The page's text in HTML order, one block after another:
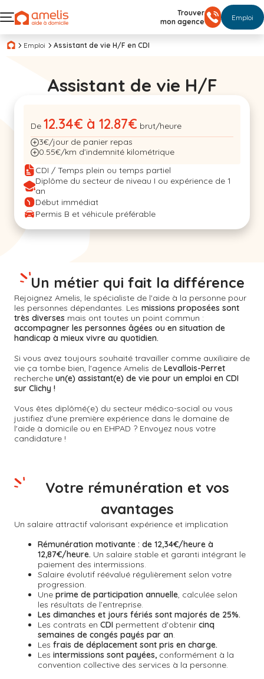
Trouver
mon agence
Emploi
Emploi Assistant de vie H/F en CDI
Assistant de vie H/F
De 12.34€ à 12.87€ brut/heure
3€/jour de panier repas
0.55€/km d’indemnité kilométrique
CDI / Temps plein ou temps partiel
Diplôme du secteur de niveau I ou expérience de 1
an
Début immédiat
Permis B et véhicule préférable
Rejoignez Amelis, le spécialiste de l'aide à la personne pour
les personnes dépendantes. Les missions proposées sont
très diverses mais ont toutes un point commun :
accompagner les personnes âgées ou en situation de
handicap à mieux vivre au quotidien.
Si vous avez toujours souhaité travailler comme auxiliaire de
vie ça tombe bien, l'agence Amelis de Levallois-Perret
recherche un(e) assistant(e) de vie pour un emploi en CDI
sur Clichy !
Vous êtes diplômé(e) du secteur médico-social ou vous
justifiez d'une première expérience dans le domaine de
l'aide à domicile ou en EHPAD ? Envoyez nous votre
candidature !
Un métier qui fait la différence
Un salaire attractif valorisant expérience et implication
Rémunération motivante : de 12,34€/heure à
12,87€/heure. Un salaire stable et garanti intégrant le
paiement des intermissions.
Salaire évolutif réévalué régulièrement selon votre
progression.
Une prime de participation annuelle, calculée selon
les résultats de l’entreprise.
Les dimanches et jours fériés sont majorés de 25%.
Les contrats en CDI permettent d'obtenir cinq
semaines de congés payés par an.
Les frais de déplacement sont pris en charge.
Les intermissions sont payées, conformément à la
convention collective des services à la personne.
Votre rémunération et vos
avantages